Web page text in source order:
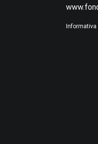
Informativa